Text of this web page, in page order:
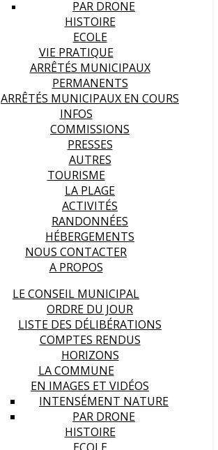
PAR DRONE
HISTOIRE
ECOLE
VIE PRATIQUE
ARRÊTÉS MUNICIPAUX
PERMANENTS
ARRÊTÉS MUNICIPAUX EN COURS
INFOS
COMMISSIONS
PRESSES
AUTRES
TOURISME
LA PLAGE
ACTIVITÉS
RANDONNÉES
HÉBERGEMENTS
NOUS CONTACTER
A PROPOS
LE CONSEIL MUNICIPAL
ORDRE DU JOUR
LISTE DES DÉLIBÉRATIONS
COMPTES RENDUS
HORIZONS
LA COMMUNE
EN IMAGES ET VIDÉOS
INTENSÉMENT NATURE
PAR DRONE
HISTOIRE